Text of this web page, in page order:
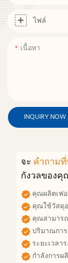
ไฟล์
เนื้อหา
INQUIRY NOW
จะ คำถาม
กังวลของคุ
คุณผลิตเฟอ
คุณใช้วัสดุ
คุณสามาร
ปริมาณกา
ระยะเวล
กำลังการ